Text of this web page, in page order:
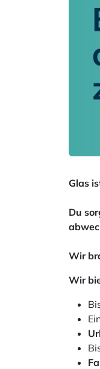
Glas
Du
Wir
Wir